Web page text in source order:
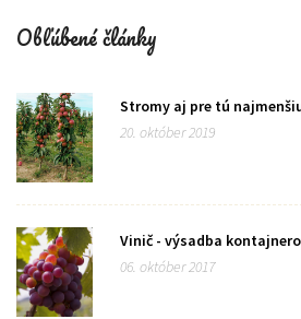
Obľúbené články
Stromy aj pre tú
20. október 2019
Vinič - výsadba
06. október 2017